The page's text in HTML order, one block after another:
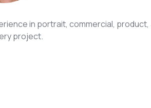
in portrait, commercial,
project.